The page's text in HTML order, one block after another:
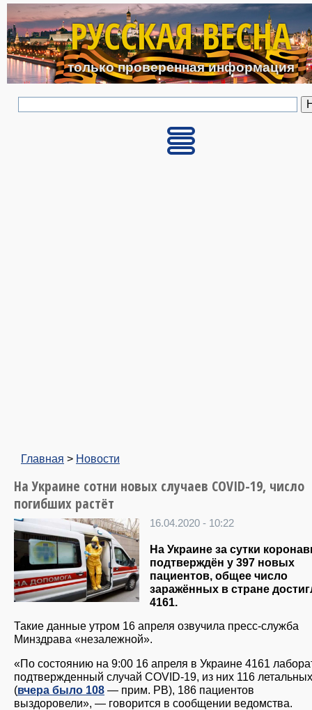
Перейти к основному
РУССКАЯ ВЕСНА
только проверенная информация
Главная > Новости
На Украине сотни новых случаев COVID-19, число
погибших растёт
16.04.2020 - 10:22
На Украине за сутки
подтверждён у 397 новых
пациентов, общее число
заражённых в стране
4161.
Такие данные утром 16 апреля озвучила пресс-служба
Минздрава «незалежной».
«По состоянию на 9:00 16 апреля в Украине 4161
подтвержденный случай COVID-19, из них 116 летальных
(вчера было 108 — прим. РВ), 186 пациентов
выздоровели», — говорится в сообщении ведомства.